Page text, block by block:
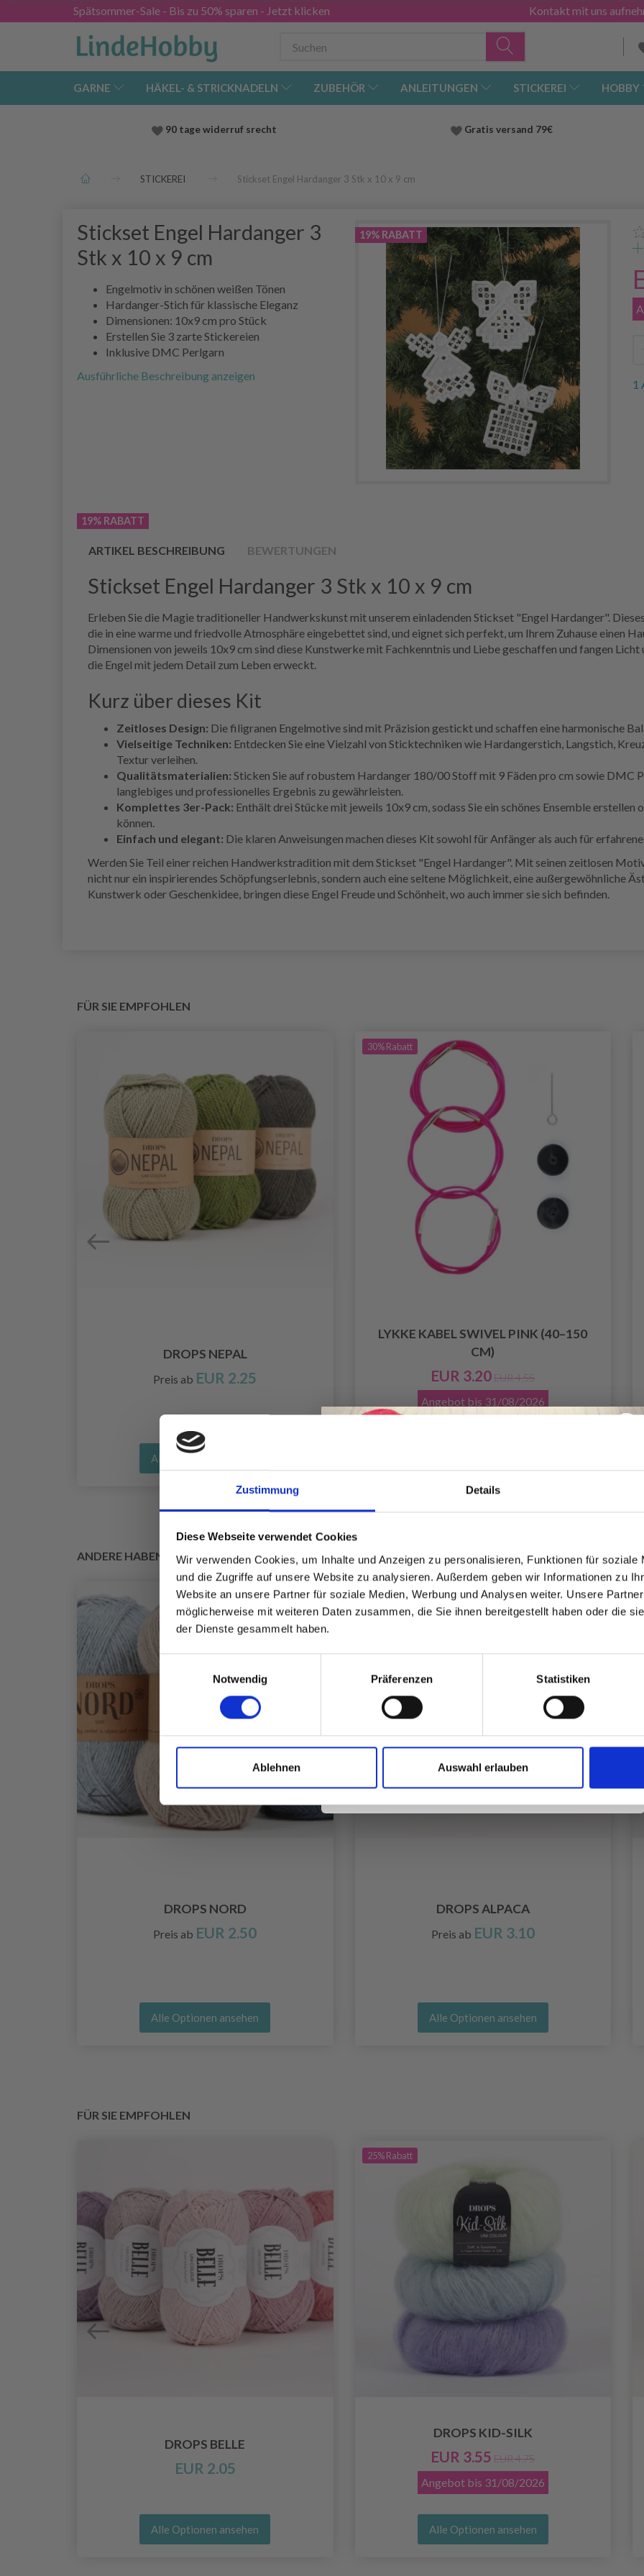
Zustimmung Details
Diese Webseite verwendet Cookies
Wir verwenden Cookies, um Inhalte und Anzeigen zu personalisieren, Funktionen für soziale
und die Zugriffe auf unsere Website zu analysieren. Außerdem geben wir Informationen zu
Website an unsere Partner für soziale Medien, Werbung und Analysen weiter. Unsere
möglicherweise mit weiteren Daten zusammen, die Sie ihnen bereitgestellt haben oder die
der Dienste gesammelt haben.
Notwendig
Präferenzen Statistiken
Ablehnen Auswahl erlauben
Spätsommer-Sale - Bis zu 50% sparen - Jetzt klicken Kontakt mit uns
GARNE HÄKEL- & STRICKNADELN ZUBEHÖR ANLEITUNGEN STICKEREI HOBBY
90 tage widerruf srecht Gratis versand 79€
STICKEREI Stickset Engel Hardanger 3 Stk x 10 x 9 cm
Stickset Engel Hardanger 3
Stk x 10 x 9 cm
Engelmotiv in schönen weißen Tönen
Hardanger-Stich für klassische Eleganz
Dimensionen: 10x9 cm pro Stück
Erstellen Sie 3 zarte Stickereien
Inklusive DMC Perlgarn
Ausführliche Beschreibung anzeigen
19% RABATT
1
19% RABATT
ARTIKEL BESCHREIBUNG BEWERTUNGEN
Stickset Engel Hardanger 3 Stk x 10 x 9 cm
Erleben Sie die Magie traditioneller Handwerkskunst mit unserem einladenden Stickset "Engel Hardanger".
die in eine warme und friedvolle Atmosphäre eingebettet sind, und eignet sich perfekt, um Ihrem Zuhause einen
Dimensionen von jeweils 10x9 cm sind diese Kunstwerke mit Fachkenntnis und Liebe geschaffen und fangen
die Engel mit jedem Detail zum Leben erweckt.
Kurz über dieses Kit
Zeitloses Design: Die filigranen Engelmotive sind mit Präzision gestickt und schaffen eine harmonische
Vielseitige Techniken: Entdecken Sie eine Vielzahl von Sticktechniken wie Hardangerstich, Langstich,
Textur verleihen.
Qualitätsmaterialien: Sticken Sie auf robustem Hardanger 180/00 Stoff mit 9 Fäden pro cm sowie DMC
langlebiges und professionelles Ergebnis zu gewährleisten.
Komplettes 3er-Pack: Enthält drei Stücke mit jeweils 10x9 cm, sodass Sie ein schönes Ensemble
können.
Einfach und elegant: Die klaren Anweisungen machen dieses Kit sowohl für Anfänger als auch für
Werden Sie Teil einer reichen Handwerkstradition mit dem Stickset "Engel Hardanger". Mit seinen zeitlosen
nicht nur ein inspirierendes Schöpfungserlebnis, sondern auch eine seltene Möglichkeit, eine außergewöhnliche
Kunstwerk oder Geschenkidee, bringen diese Engel Freude und Schönheit, wo auch immer sie sich befinden.
FÜR SIE EMPFOHLEN
DROPS NEPAL
Preis ab EUR 2.25
Alle Optionen ansehen
30%Rabatt
LYKKE KABEL SWIVEL PINK (40–150
CM)
EUR 3.20 EUR 4.55
Angebot bis 31/08/2026
ANDERE HABEN SICH AUCH ANGESEHEN
DROPS NORD
Preis ab EUR 2.50
Alle Optionen ansehen
DROPS ALPACA
Preis ab EUR 3.10
Alle Optionen ansehen
FÜR SIE EMPFOHLEN
DROPS BELLE
EUR 2.05
Alle Optionen ansehen
25%Rabatt
DROPS KID-SILK
EUR 3.55 EUR 4.75
Angebot bis 31/08/2026
Alle Optionen ansehen
Werde ein Teil unserer Garn-Community
und erhalte exklusiven Zugang zu
inspirierenden Strickmustern und
Nein, danke